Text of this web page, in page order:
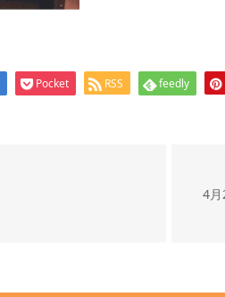
Pocket RSS feedly
4